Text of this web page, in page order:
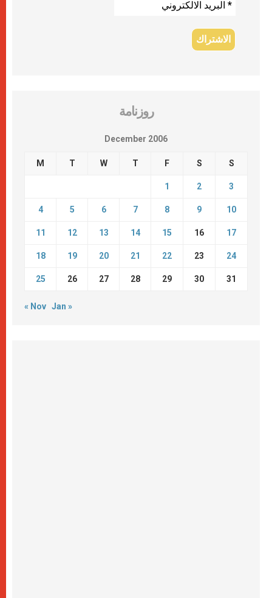
روزنامة
December 2006
M T W T F S S
1 2 3
4 5 6 7 8 9 10
11 12 13 14 15 16 17
18 19 20 21 22 23 24
25 26 27 28 29 30 31
« Nov Jan »